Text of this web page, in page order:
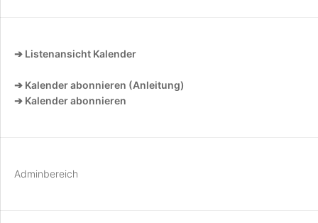
➔ Listenansicht Kalender
➔ Kalender abonnieren (Anleitung)
➔ Kalender abonnieren
Adminbereich